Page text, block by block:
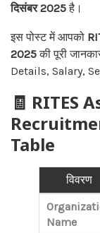
दिसंबर 2025है।
इस पोस्ट में आपको
2025की पूरी
Details, Salary,
🧾 RITES
Table
विवरण
Name